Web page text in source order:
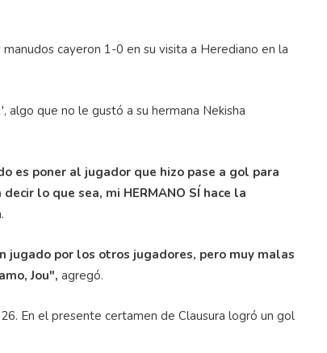
cayeron 1-0 en su visita a Herediano en la
algo que no le gustó a su hermana Nekisha
es poner al jugador que hizo pase a gol para
lo que sea, mi HERMANO SÍ hace la
por los otros jugadores, pero muy malas
Jou", agregó.
En el presente certamen de Clausura logró un gol